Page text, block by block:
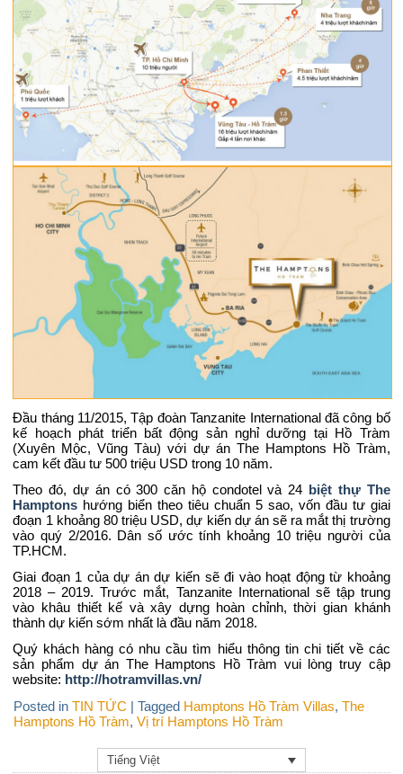
Đầu tháng 11/2015, Tập đoàn Tanzanite International đã công bố
kế hoạch phát triển bất động sản nghỉ dưỡng tại Hồ Tràm
(Xuyên Mộc, Vũng Tàu) với dự án The Hamptons Hồ Tràm,
cam kết đầu tư 500 triệu USD trong 10 năm.
Theo đó, dự án có 300 căn hộ condotel và 24 biệt thự The
Hamptons hướng biển theo tiêu chuẩn 5 sao, vốn đầu tư giai
đoạn 1 khoảng 80 triệu USD, dự kiến dự án sẽ ra mắt thị trường
vào quý 2/2016. Dân số ước tính khoảng 10 triệu người của
TP.HCM.
Giai đoạn 1 của dự án dự kiến sẽ đi vào hoạt động từ khoảng
2018 – 2019. Trước mắt, Tanzanite International sẽ tập trung
vào khâu thiết kế và xây dựng hoàn chỉnh, thời gian khánh
thành dự kiến sớm nhất là đầu năm 2018.
Quý khách hàng có nhu cầu tìm hiểu thông tin chi tiết về các
sản phẩm dự án The Hamptons Hồ Tràm vui lòng truy cập
website: http://hotramvillas.vn/
Posted in TIN TỨC |Tagged Hamptons Hồ Tràm Villas,The
Hamptons Hồ Tràm,Vị trí Hamptons Hồ Tràm
Tiếng Việt